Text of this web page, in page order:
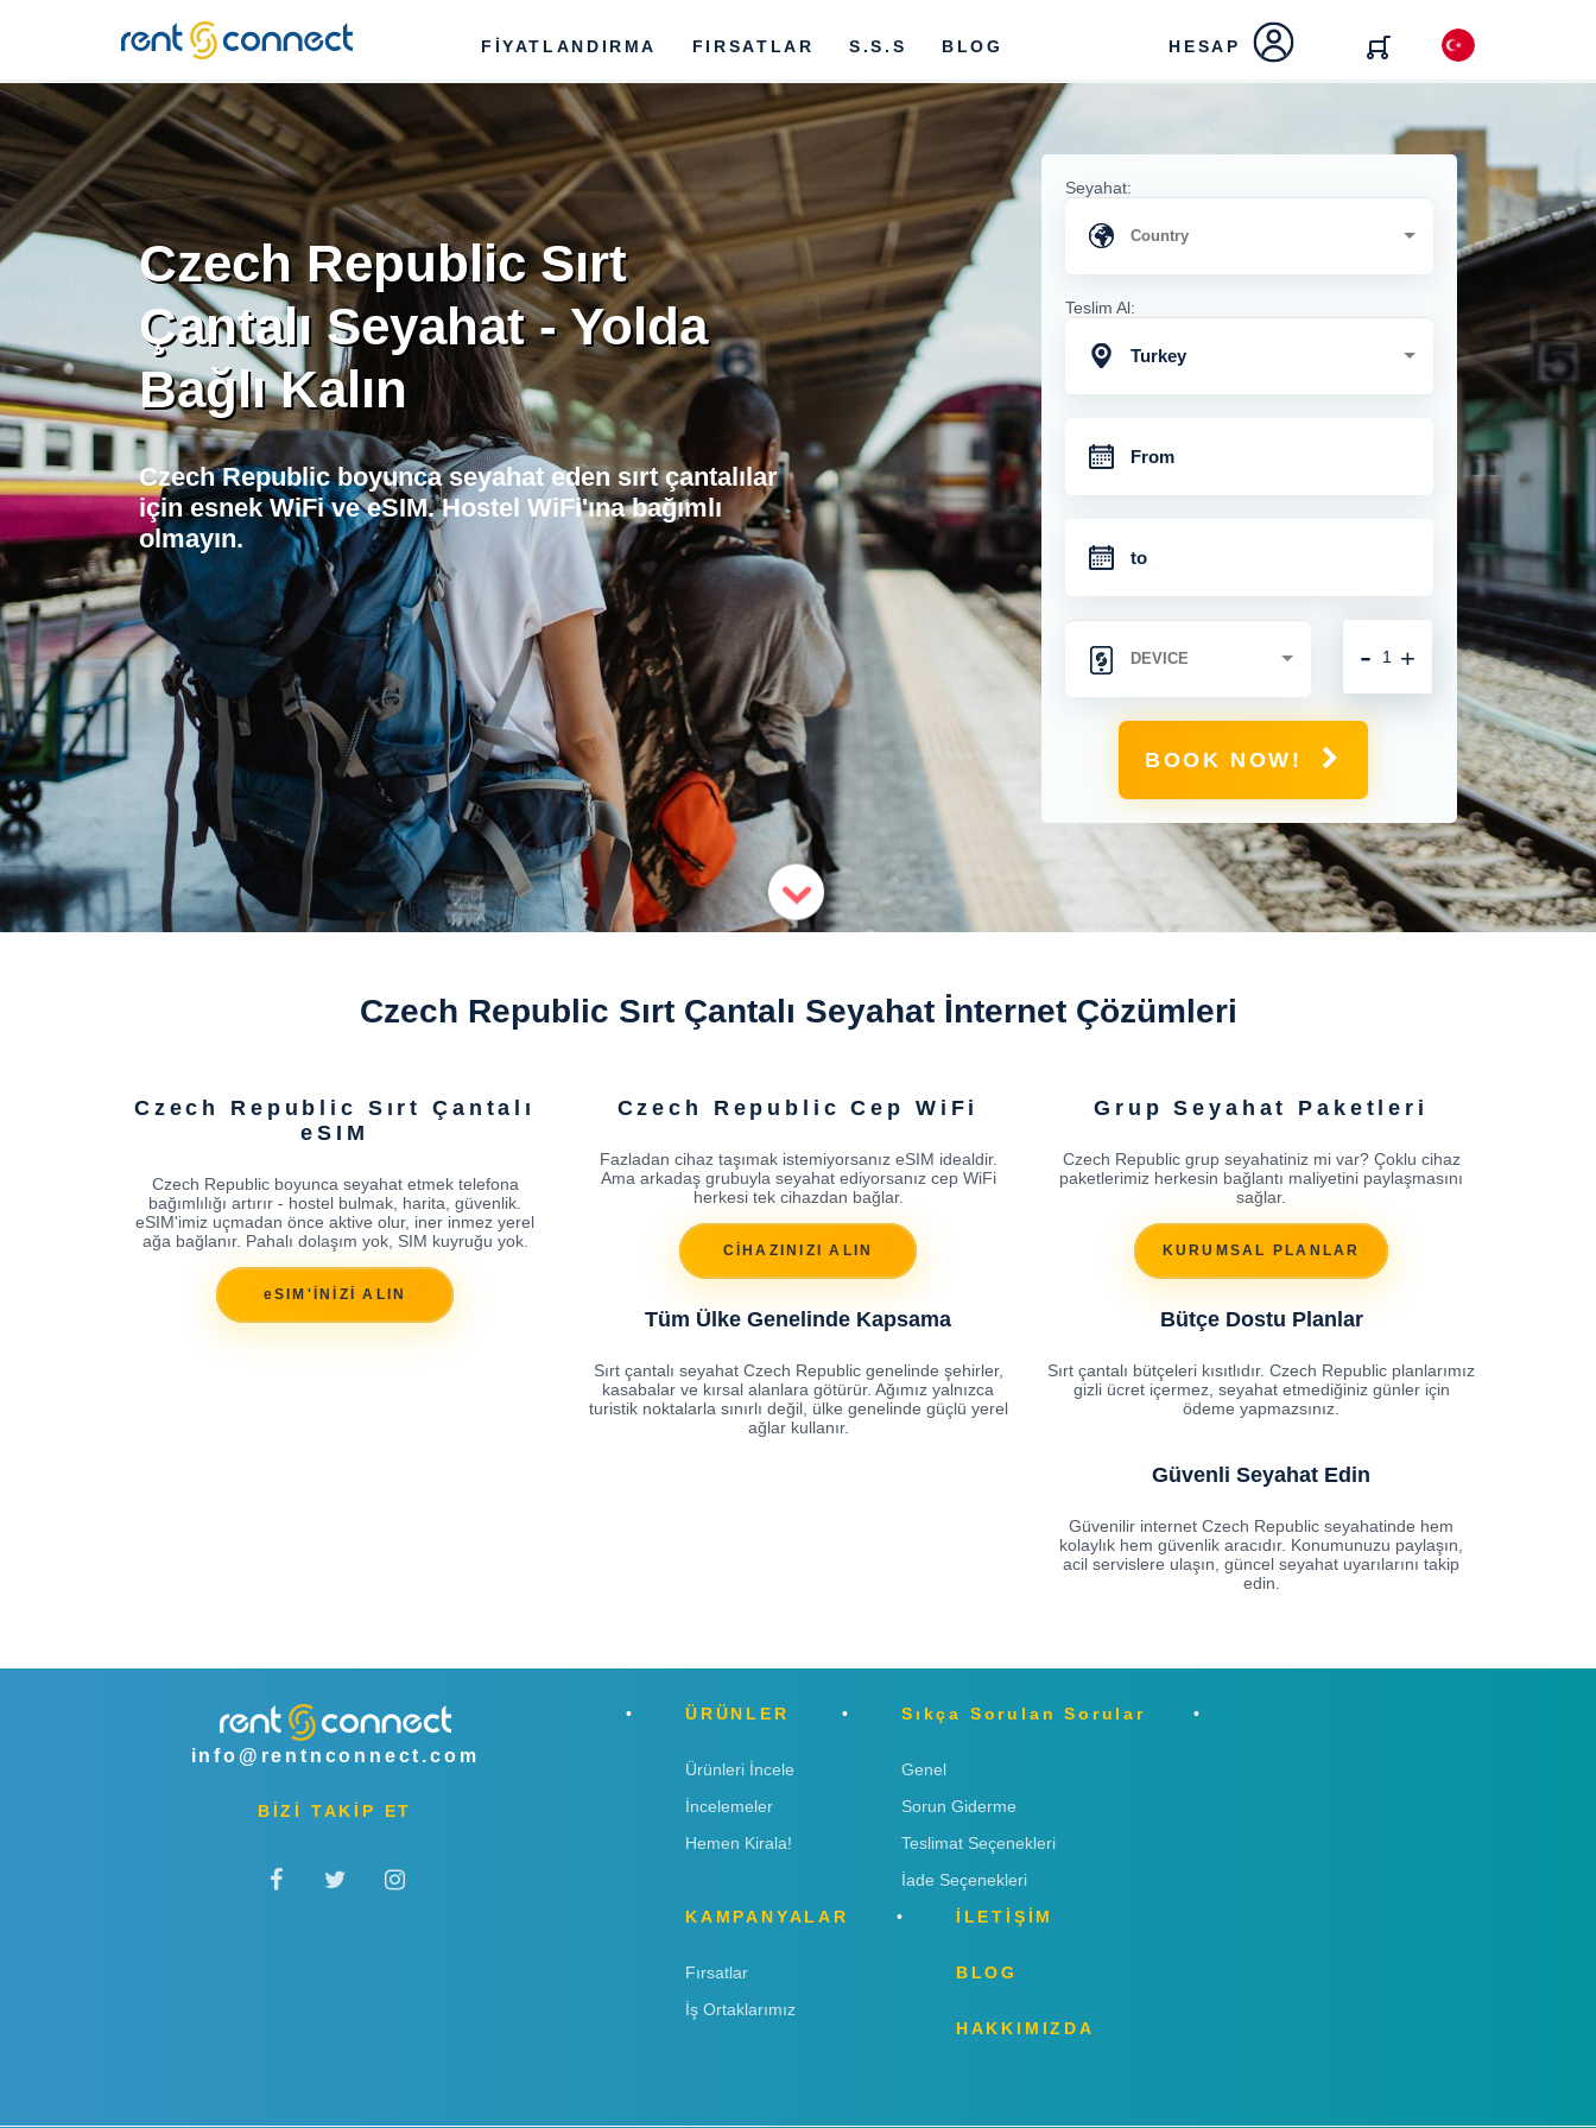
RENT'N
CONNECT
FİYATLANDIRMA FIRSATLAR S.S.S BLOG HESAP
Czech Republic Sırt
Çantalı Seyahat - Yolda
Bağlı Kalın
Czech Republic boyunca seyahat eden sırt çantalılar
için esnek WiFi ve eSIM. Hostel WiFi'ına bağımlı
olmayın.
Seyahat:
Teslim Al:
Turkey
+
-
BOOK NOW!
Czech Republic Sırt Çantalı Seyahat İnternet Çözümleri
Czech Republic Sırt Çantalı
eSIM
Czech Republic boyunca seyahat etmek telefona
bağımlılığı artırır - hostel bulmak, harita, güvenlik.
eSIM'imiz uçmadan önce aktive olur, iner inmez yerel
ağa bağlanır. Pahalı dolaşım yok, SIM kuyruğu yok.
eSIM'İNİZİ ALIN
Czech Republic Cep WiFi
Fazladan cihaz taşımak istemiyorsanız eSIM idealdir.
Ama arkadaş grubuyla seyahat ediyorsanız cep WiFi
herkesi tek cihazdan bağlar.
CİHAZINIZI ALIN
Grup Seyahat Paketleri
Czech Republic grup seyahatiniz mi var? Çoklu cihaz
paketlerimiz herkesin bağlantı maliyetini paylaşmasını
sağlar.
KURUMSAL PLANLAR
Tüm Ülke Genelinde Kapsama
Sırt çantalı seyahat Czech Republic genelinde şehirler,
kasabalar ve kırsal alanlara götürür. Ağımız yalnızca
turistik noktalarla sınırlı değil, ülke genelinde güçlü yerel
ağlar kullanır.
Bütçe Dostu Planlar
Sırt çantalı bütçeleri kısıtlıdır. Czech Republic planlarımız
gizli ücret içermez, seyahat etmediğiniz günler için
ödeme yapmazsınız.
Güvenli Seyahat Edin
Güvenilir internet Czech Republic seyahatinde hem
kolaylık hem güvenlik aracıdır. Konumunuzu paylaşın,
acil servislere ulaşın, güncel seyahat uyarılarını takip
edin.
info@rentnconnect.com
BİZİ TAKİP ET
ÜRÜNLER
Ürünleri İncele
İncelemeler
Hemen Kirala!
Sıkça Sorulan Sorular
Genel
Sorun Giderme
Teslimat Seçenekleri
İade Seçenekleri
KAMPANYALAR
Fırsatlar
İş Ortaklarımız
İLETİŞİM
BLOG
HAKKIMIZDA